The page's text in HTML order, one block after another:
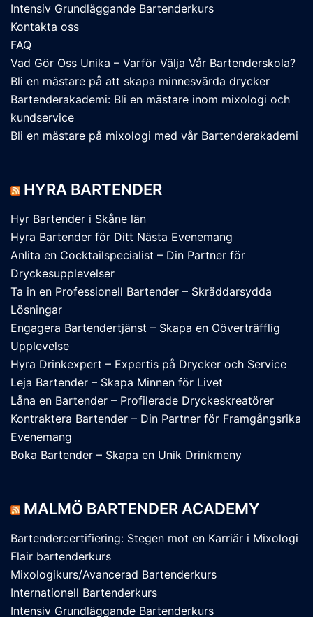
Intensiv Grundläggande Bartenderkurs
Kontakta oss
FAQ
Vad Gör Oss Unika – Varför Välja Vår Bartenderskola?
Bli en mästare på att skapa minnesvärda drycker
Bartenderakademi: Bli en mästare inom mixologi och
kundservice
Bli en mästare på mixologi med vår Bartenderakademi
HYRA BARTENDER
Hyr Bartender i Skåne län
Hyra Bartender för Ditt Nästa Evenemang
Anlita en Cocktailspecialist – Din Partner för
Dryckesupplevelser
Ta in en Professionell Bartender – Skräddarsydda
Lösningar
Engagera Bartendertjänst – Skapa en Oöverträfflig
Upplevelse
Hyra Drinkexpert – Expertis på Drycker och Service
Leja Bartender – Skapa Minnen för Livet
Låna en Bartender – Profilerade Dryckeskreatörer
Kontraktera Bartender – Din Partner för Framgångsrika
Evenemang
Boka Bartender – Skapa en Unik Drinkmeny
MALMÖ BARTENDER ACADEMY
Bartendercertifiering: Stegen mot en Karriär i Mixologi
Flair bartenderkurs
Mixologikurs/Avancerad Bartenderkurs
Internationell Bartenderkurs
Intensiv Grundläggande Bartenderkurs